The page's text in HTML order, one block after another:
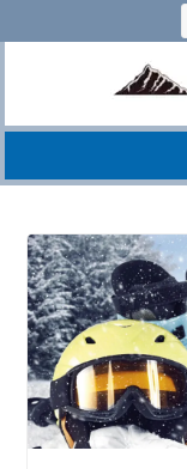
au